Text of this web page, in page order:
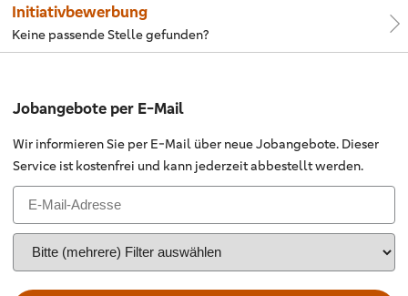
Initiativbewerbung
Keine passende Stelle gefunden?
Jobangebote per E-Mail
Wir informieren Sie per E-Mail über neue Jobangebote. Dieser
Service ist kostenfrei und kann jederzeit abbestellt werden.